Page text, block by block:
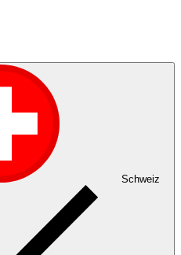
Schweiz